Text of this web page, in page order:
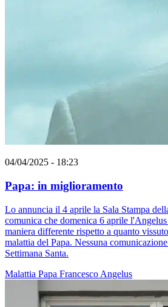
04/04/2025 - 18:23
Papa: in miglioramento
Lo annuncia il 4 aprile la Sala Stampa
comunica che domenica 6 aprile
maniera differente rispetto a quanto
malattia del Papa. Nessuna
Settimana Santa.
Malattia Papa Francesco Angelus